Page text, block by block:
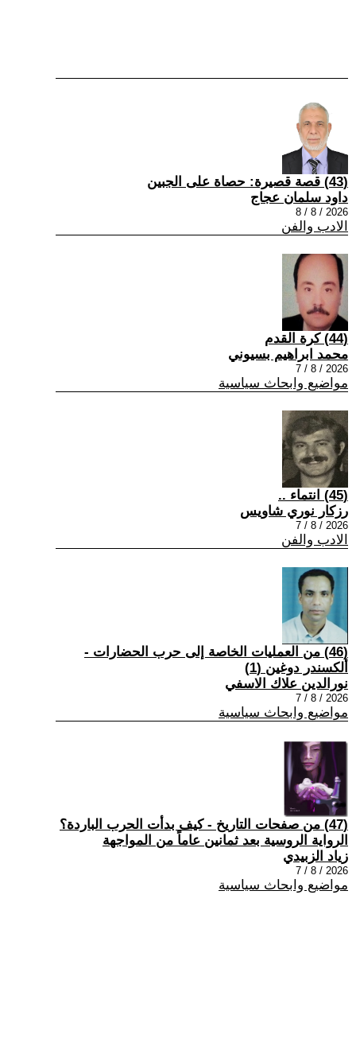
(43) قصة قصيرة: حصاة على الجبين
داود سلمان عجاج
2026 / 8 / 8
الادب والفن
(44) كرة القدم
محمد ابراهيم بسيوني
2026 / 8 / 7
مواضيع وابحاث سياسية
(45) انتماء ..
رزكار نوري شاويس
2026 / 8 / 7
الادب والفن
(46) من العمليات الخاصة إلى حرب الحضارات -
ألكسندر دوغين (1)
نورالدين علاك الاسفي
2026 / 8 / 7
مواضيع وابحاث سياسية
(47) من صفحات التاريخ - كيف بدأت الحرب الباردة؟
الرواية الروسية بعد ثمانين عاماً من المواجهة
زياد الزبيدي
2026 / 8 / 7
مواضيع وابحاث سياسية